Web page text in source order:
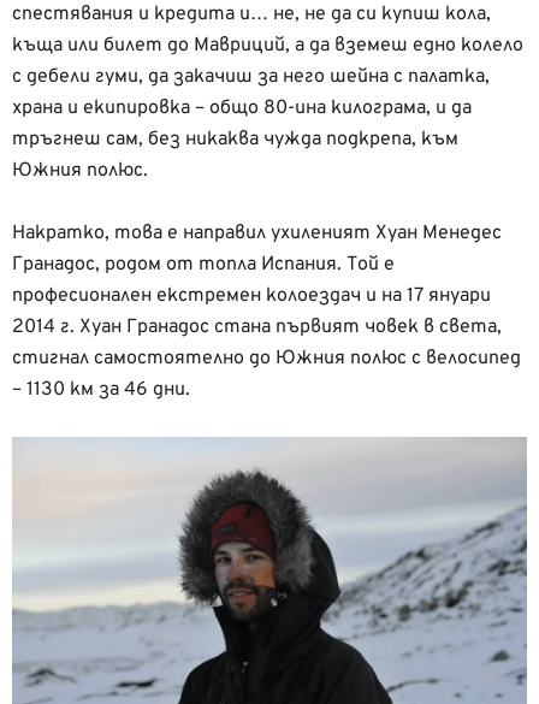
спестявания и кредита и… не, не да си купиш кола,
къща или билет до Мавриций, а да вземеш едно колело
с дебели гуми, да закачиш за него шейна с палатка,
храна и екипировка – общо 80-ина килограма, и да
тръгнеш сам, без никаква чужда подкрепа, към
Южния полюс.
Накратко, това е направил ухиленият Хуан Менедес
Гранадос, родом от топла Испания. Той е
професионален екстремен колоездач и на 17 януари
2014 г. Хуан Гранадос стана първият човек в света,
стигнал самостоятелно до Южния полюс с велосипед
– 1130 км за 46 дни.